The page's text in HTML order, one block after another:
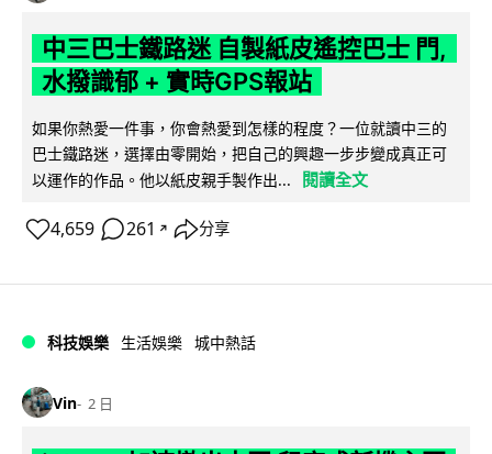
中三巴士鐵路迷 自製紙皮遙控巴士 門,
水撥識郁 + 實時GPS報站
如果你熱愛一件事，你會熱愛到怎樣的程度？一位就讀中三的
巴士鐵路迷，選擇由零開始，把自己的興趣一步步變成真正可
以運作的作品。他以紙皮親手製作出...
閱讀全文
4,659 261 ↗ 分享
科技娛樂 生活娛樂 城中熱話
Vin 2 日